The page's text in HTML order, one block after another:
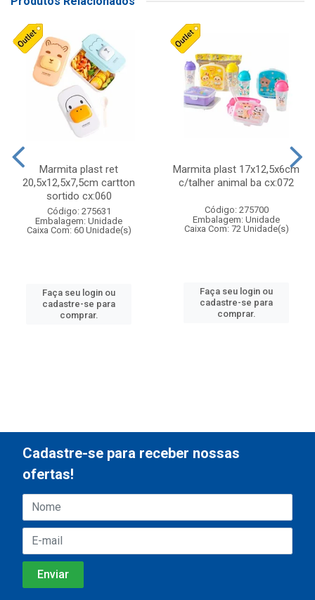
Marmita plast ret
20,5x12,5x7,5cm cartton
sortido cx:060
Código: 275631
Embalagem: Unidade
Caixa Com: 60 Unidade(s)
Faça seu login ou
cadastre-se para
comprar.
Marmita plast 17x12,5x6cm
c/talher animal ba cx:072
Código: 275700
Embalagem: Unidade
Caixa Com: 72 Unidade(s)
Faça seu login ou
cadastre-se para
comprar.
Cadastre-se para receber nossas
ofertas!